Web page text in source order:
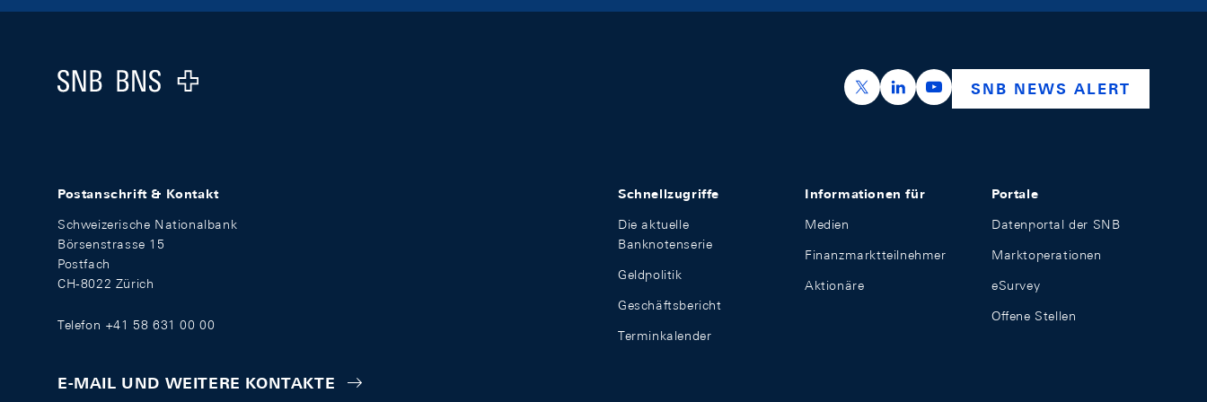
Logo
https://x.com/snb_bns
https://ch.linkedin.com/company/swiss-
https://www.youtube.com/
SNB NEWS ALERT
Postanschrift & Kontakt
Schweizerische Nationalbank
Börsenstrasse 15
Postfach
CH-8022 Zürich
Telefon +41 58 631 00 00
E-MAIL UND WEITERE KONTAKTE
Schnellzugriffe
Die aktuelle
Banknotenserie
Geldpolitik
Geschäftsbericht
Terminkalender
Informationen für
Medien
Finanzmarktteilnehmer
Aktionäre
Portale
Datenportal der SNB
Marktoperationen
eSurvey
Offene Stellen